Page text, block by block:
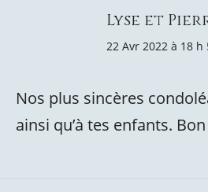
Lyse et
22 Avr 2022 à 18 h
Nos plus sincères
ainsi qu’à tes enfants.